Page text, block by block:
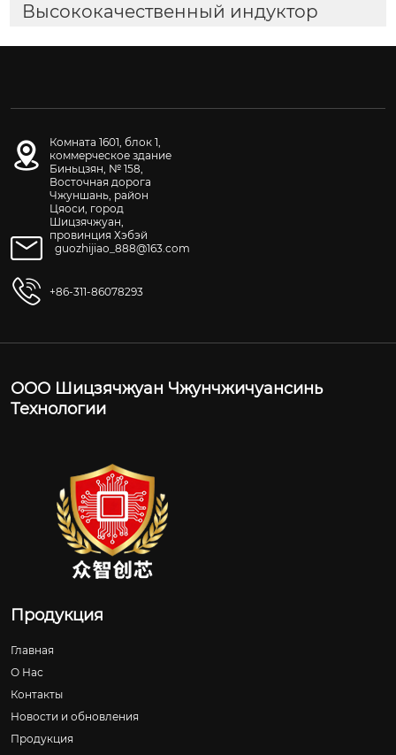
Высококачественный индуктор
Комната 1601, блок 1,
коммерческое здание
Биньцзян, № 158,
Восточная дорога
Чжуншань, район
Цяоси, город
Шицзячжуан,
провинция Хэбэй
guozhijiao_888@163.com
+86-311-86078293
ООО Шицзячжуан Чжунчжичуансинь
Технологии
Продукция
Главная
О Нас
Контакты
Новости и обновления
Продукция